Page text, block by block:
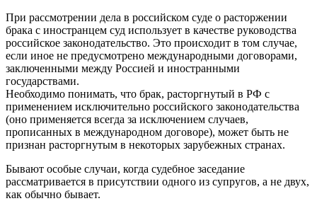
При рассмотрении дела в российском суде о расторжении
брака с иностранцем суд использует в качестве руководства
российское законодательство. Это происходит в том случае,
если иное не предусмотрено международными договорами,
заключенными между Россией и иностранными
государствами.
Необходимо понимать, что брак, расторгнутый в РФ с
применением исключительно российского законодательства
(оно применяется всегда за исключением случаев,
прописанных в международном договоре), может быть не
признан расторгнутым в некоторых зарубежных странах.
Бывают особые случаи, когда судебное заседание
рассматривается в присутствии одного из супругов, а не двух,
как обычно бывает.